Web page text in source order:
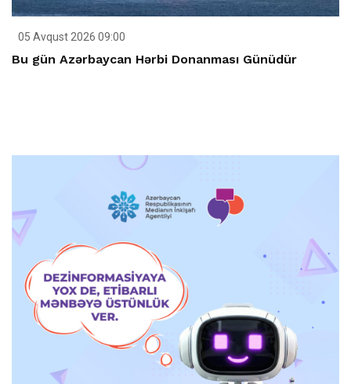
05 Avqust 2026 09:00
Bu gün Azərbaycan Hərbi Donanması Günüdür